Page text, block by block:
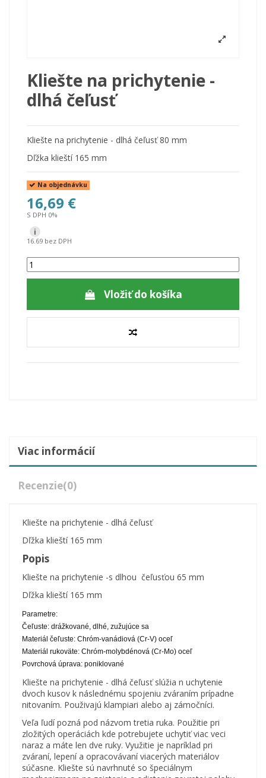
Kliešte na prichytenie -
dlhá čeľusť
Kliešte na prichytenie - dlhá čeľusť 80 mm
Dľžka klieští 165 mm
Na objednávku
16,69 €
S DPH 0%
i
16.69 bez DPH
Vložiť do košíka
Viac informácií
Recenzie(0)
Kliešte na prichytenie - dlhá čeľusť
Dľžka klieští 165 mm
Popis
Kliešte na prichytenie -s dlhou čeľusťou 65 mm
Dľžka klieští 165 mm
Parametre:
Čeľuste: drážkované, dlhé, zužujúce sa
Materiál čeľuste: Chróm-vanádiová (Cr-V) oceľ
Materiál rukoväte: Chróm-molybdénová (Cr-Mo) oceľ
Povrchová úprava: poniklované
Kliešte na prichytenie - dlhá čeľusť slúžia n uchytenie
dvoch kusov k následnému spojeniu zváraním prípadne
nitovaním. Použivajú klampiari alebo aj zámočníci.
Veľa ľudí pozná pod názvom tretia ruka. Použitie pri
zložitých operáciách kde potrebujete uchytiť viac veci
naraz a máte len dve ruky. Využitie je napríklad pri
zváraní, lepení a opracovávaní viacerých materiálov
súčasne. Kliešte sú navrhnuté so špeciálnym